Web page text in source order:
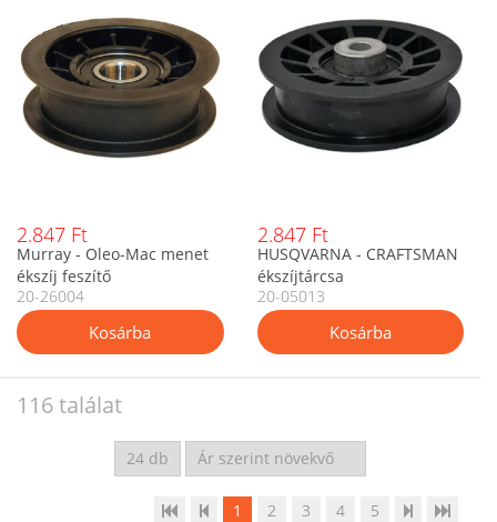
2.847 Ft
Murray - Oleo-Mac menet
ékszíj feszítő
20-26004
2.847 Ft
HUSQVARNA - CRAFTSMAN
ékszíjtárcsa
20-05013
116 találat
1 2 3 4 5